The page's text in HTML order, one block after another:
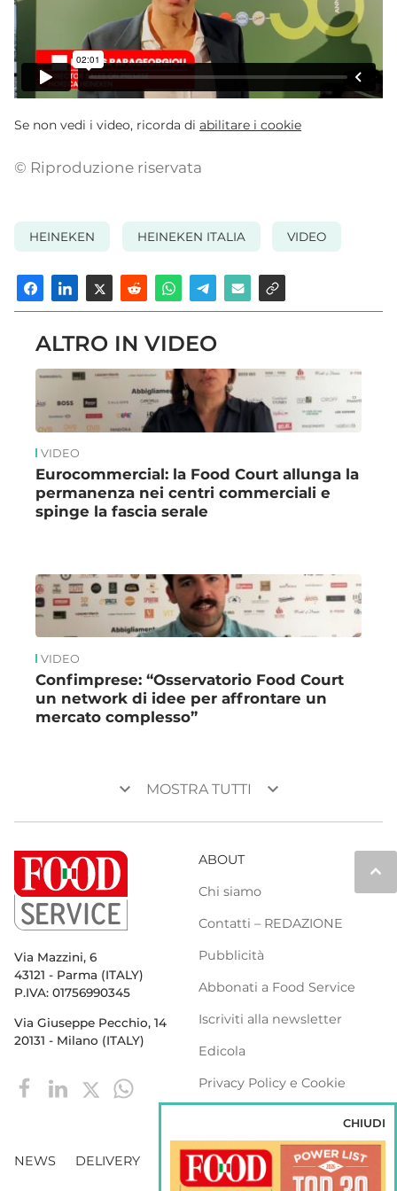
Se non vedi i video, ricorda di abilitare i cookie
© Riproduzione riservata
HEINEKEN HEINEKEN ITALIA VIDEO
ALTRO IN VIDEO
VIDEO
Eurocommercial: la Food Court allunga la
permanenza nei centri commerciali e
spinge la fascia serale
VIDEO
Confimprese: “Osservatorio Food Court
un network di idee per affrontare un
mercato complesso”
keyboard_arrow_down MOSTRA TUTTI keyboard_arrow_down
keyboard_arrow_up
Via Mazzini, 6
43121 - Parma (ITALY)
P.IVA: 01756990345
Via Giuseppe Pecchio, 14
20131 - Milano (ITALY)
ABOUT
Chi siamo
Contatti – REDAZIONE
Pubblicità
Abbonati a Food Service
Iscriviti alla newsletter
Edicola
Privacy Policy e Cookie
NEWS DELIVERY DISTRIBUZIONE
CHIUDI